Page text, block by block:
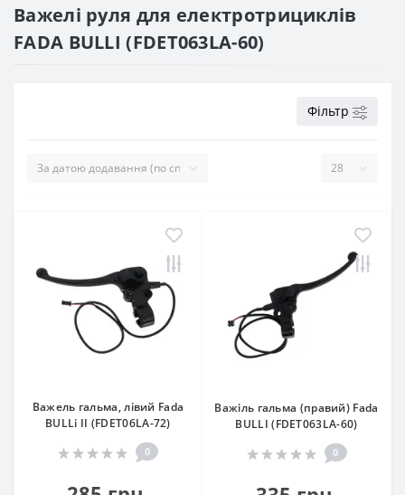
Важелі руля для електротрициклів
FADA BULLI (FDET063LA-60)
Фільтр
Важель гальма, лівий Fada
BULLi II (FDET06LA-72)
0
Важіль гальма (правий) Fada
BULLI (FDET063LA-60)
0